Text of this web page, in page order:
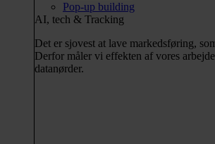
Pop-up building
AI, tech & Tracking
Det er sjovest at lave markedsføring,
Derfor måler vi effekten af vores
datanørder.